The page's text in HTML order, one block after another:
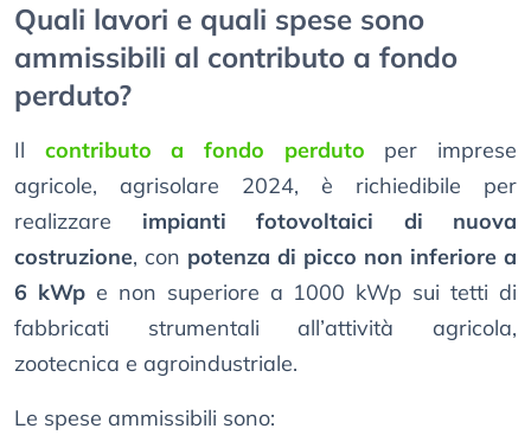
Quali lavori e quali spese sono
ammissibili al contributo a fondo
perduto?
Il contributo a fondo perduto per imprese
agricole, agrisolare 2024, è richiedibile per
realizzare impianti fotovoltaici di nuova
costruzione, con potenza di picco non inferiore a
6 kWpe non superiore a 1000 kWp sui tetti di
fabbricati strumentali all’attività agricola,
zootecnica e agroindustriale.
Le spese ammissibili sono: